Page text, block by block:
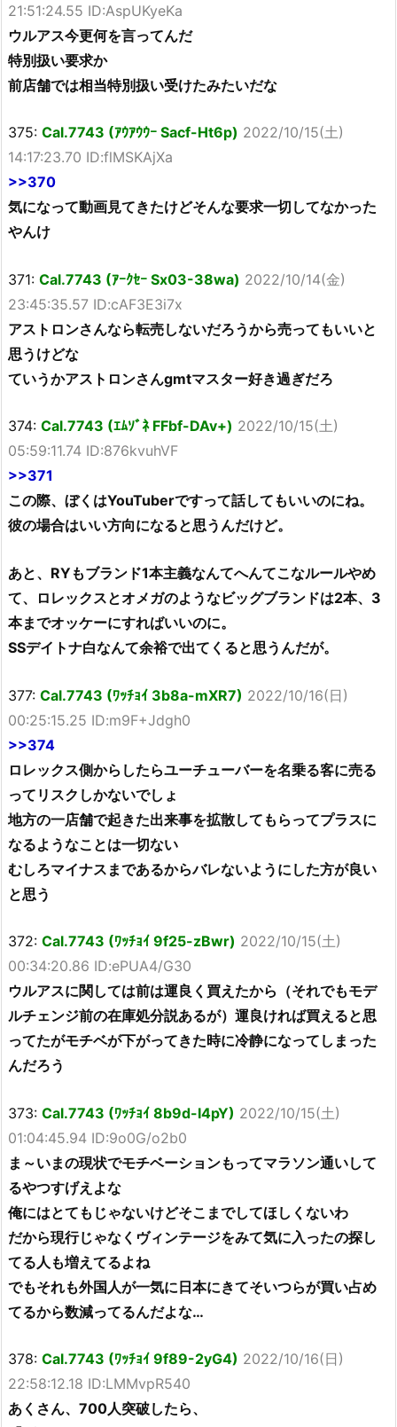
21:51:24.55 ID:AspUKyeKa
ウルアス今更何を言ってんだ
特別扱い要求か
前店舗では相当特別扱い受けたみたいだな
375: Cal.7743 (ｱｳｱｳｳｰ Sacf-Ht6p) 2022/10/15(土)
14:17:23.70 ID:flMSKAjXa
>>370
気になって動画見てきたけどそんな要求一切してなかった
やんけ
371: Cal.7743 (ｱｰｸｾｰ Sx03-38wa) 2022/10/14(金)
23:45:35.57 ID:cAF3E3i7x
アストロンさんなら転売しないだろうから売ってもいいと
思うけどな
ていうかアストロンさんgmtマスター好き過ぎだろ
374: Cal.7743 (ｴﾑｿﾞﾈ FFbf-DAv+) 2022/10/15(土)
05:59:11.74 ID:876kvuhVF
>>371
この際、ぼくはYouTuberですって話してもいいのにね。
彼の場合はいい方向になると思うんだけど。
あと、RYもブランド1本主義なんてへんてこなルールやめ
て、ロレックスとオメガのようなビッグブランドは2本、3
本までオッケーにすればいいのに。
SSデイトナ白なんて余裕で出てくると思うんだが。
377: Cal.7743 (ﾜｯﾁｮｲ 3b8a-mXR7) 2022/10/16(日)
00:25:15.25 ID:m9F+Jdgh0
>>374
ロレックス側からしたらユーチューバーを名乗る客に売る
ってリスクしかないでしょ
地方の一店舗で起きた出来事を拡散してもらってプラスに
なるようなことは一切ない
むしろマイナスまであるからバレないようにした方が良い
と思う
372: Cal.7743 (ﾜｯﾁｮｲ 9f25-zBwr) 2022/10/15(土)
00:34:20.86 ID:ePUA4/G30
ウルアスに関しては前は運良く買えたから（それでもモデ
ルチェンジ前の在庫処分説あるが）運良ければ買えると思
ってたがモチベが下がってきた時に冷静になってしまった
んだろう
373: Cal.7743 (ﾜｯﾁｮｲ 8b9d-I4pY) 2022/10/15(土)
01:04:45.94 ID:9o0G/o2b0
ま～いまの現状でモチベーションもってマラソン通いして
るやつすげえよな
俺にはとてもじゃないけどそこまでしてほしくないわ
だから現行じゃなくヴィンテージをみて気に入ったの探し
てる人も増えてるよね
でもそれも外国人が一気に日本にきてそいつらが買い占め
てるから数減ってるんだよな…
378: Cal.7743 (ﾜｯﾁｮｲ 9f89-2yG4) 2022/10/16(日)
22:58:12.18 ID:LMMvpR540
あくさん、700人突破したら、